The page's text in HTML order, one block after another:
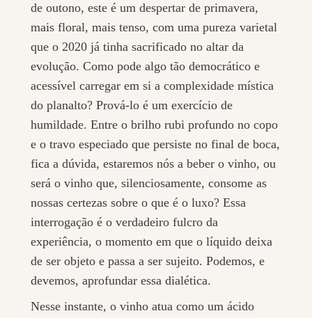
de outono, este é um despertar de primavera,
mais floral, mais tenso, com uma pureza varietal
que o 2020 já tinha sacrificado no altar da
evolução. Como pode algo tão democrático e
acessível carregar em si a complexidade mística
do planalto? Prová-lo é um exercício de
humildade. Entre o brilho rubi profundo no copo
e o travo especiado que persiste no final de boca,
fica a dúvida, estaremos nós a beber o vinho, ou
será o vinho que, silenciosamente, consome as
nossas certezas sobre o que é o luxo? Essa
interrogação é o verdadeiro fulcro da
experiência, o momento em que o líquido deixa
de ser objeto e passa a ser sujeito. Podemos, e
devemos, aprofundar essa dialética.
Nesse instante, o vinho atua como um ácido